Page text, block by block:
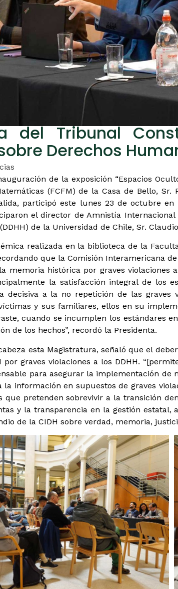
del Tribunal
Derechos
de la exposición “Espacios
(FCFM) de la Casa de Bello,
participó este lunes 23 de octubre
el director de Amnistía
de la Universidad de Chile, Sr.
realizada en la biblioteca de la
que la Comisión Interamericana
memoria histórica por graves violaciones
la satisfacción integral de los
decisiva a la no repetición de las graves
y sus familiares, ellos en su
cuando se incumplen los estándares
de los hechos”, recordó la Presidenta.
esta Magistratura, señaló que el
graves violaciones a los DDHH.
para asegurar la implementación
la información en supuestos de graves
que pretenden sobrevivir a la transición
y la transparencia en la gestión estatal,
de la CIDH sobre verdad, memoria,